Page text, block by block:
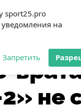
sport25.pro
на
Запретить
гола экс-вратаря
не